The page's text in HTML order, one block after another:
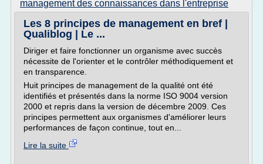
management des connaissances dans l'entreprise
Les 8 principes de management en bref |
Qualiblog | Le ...
Diriger et faire fonctionner un organisme avec succès
nécessite de l'orienter et le contrôler méthodiquement et
en transparence.
Huit principes de management de la qualité ont été
identifiés et présentés dans la norme ISO 9004 version
2000 et repris dans la version de décembre 2009. Ces
principes permettent aux organismes d'améliorer leurs
performances de façon continue, tout en...
Lire la suite